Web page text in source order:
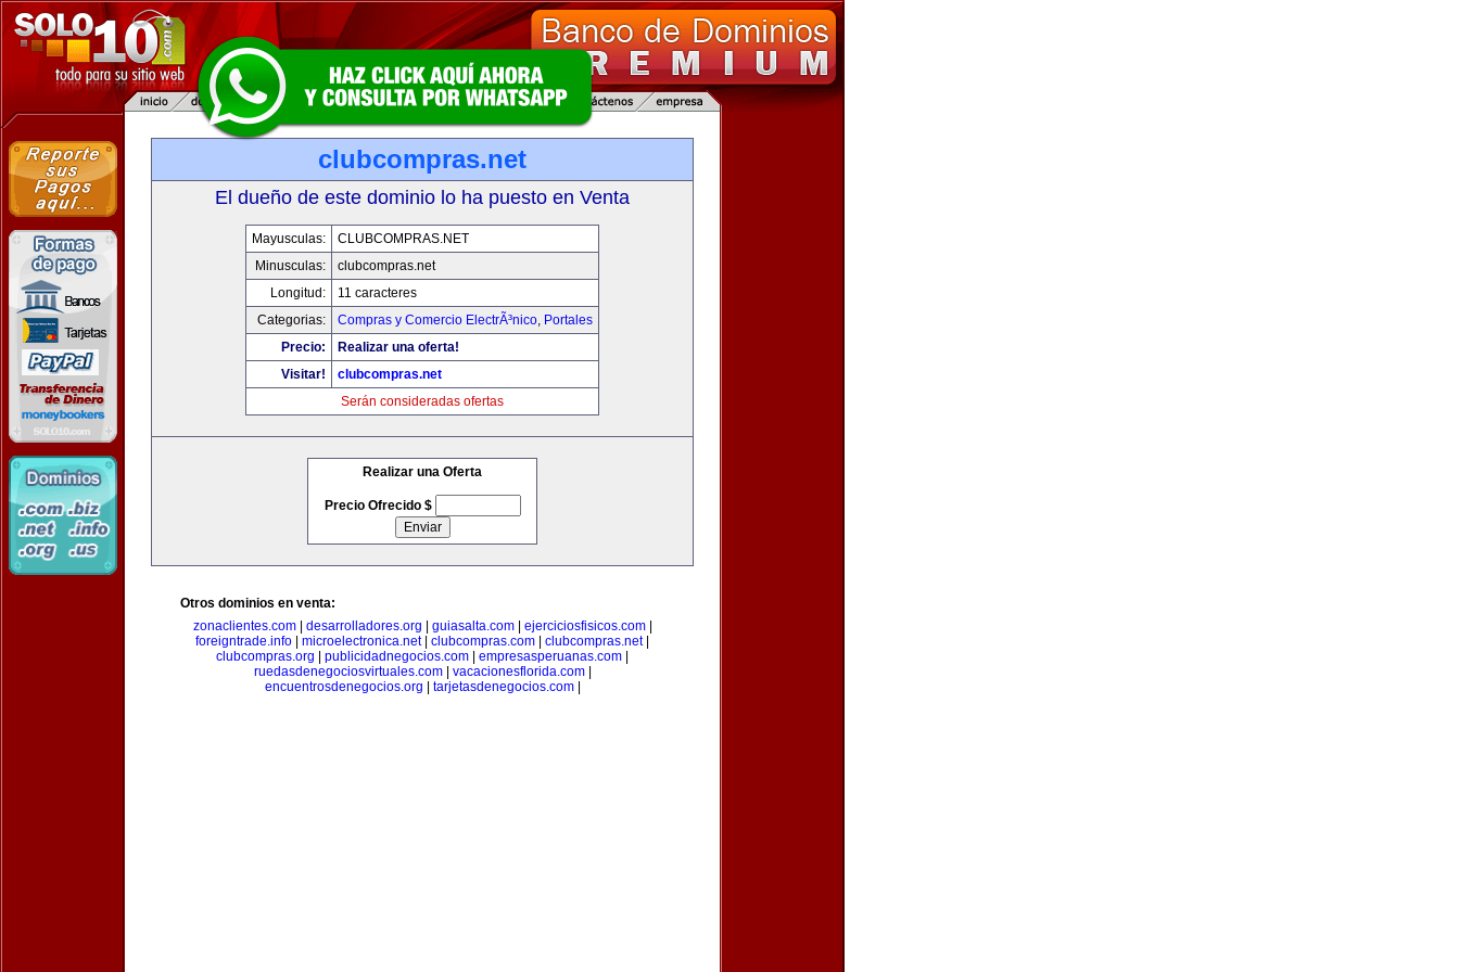
clubcompras.net
El dueño de este dominio lo ha puesto en Venta
Mayusculas:
CLUBCOMPRAS.NET
Minusculas:
clubcompras.net
Longitud:
11 caracteres
Categorias:
Compras y Comercio ElectrÃ³nico, Portales
Precio:
Realizar una oferta!
Visitar!
clubcompras.net
Serán consideradas ofertas
Realizar una Oferta
Precio Ofrecido $
Otros dominios en venta:
zonaclientes.com| desarrolladores.org guiasalta.com| ejerciciosfisicos.com|
foreigntrade.info
microelectronica.net| clubcompras.com clubcompras.net|
clubcompras.org
publicidadnegocios.com empresasperuanas.com
ruedasdenegociosvirtuales.com| vacacionesflorida.com|
encuentrosdenegocios.org
tarjetasdenegocios.com|